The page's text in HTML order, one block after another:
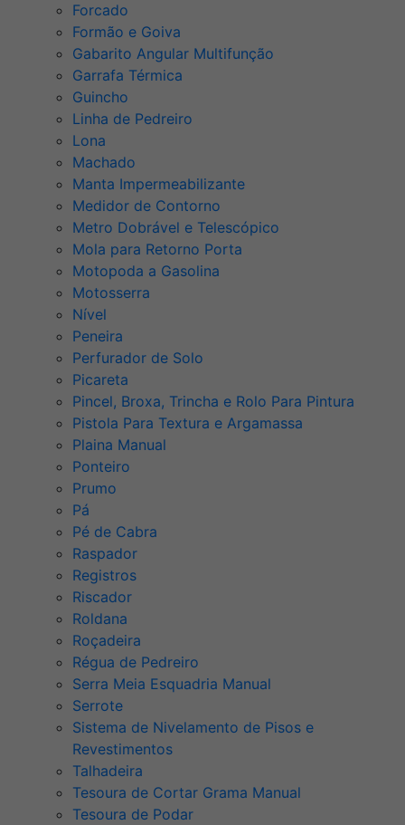
Forcado
Formão e Goiva
Gabarito Angular Multifunção
Garrafa Térmica
Guincho
Linha de Pedreiro
Lona
Machado
Manta Impermeabilizante
Medidor de Contorno
Metro Dobrável e Telescópico
Mola para Retorno Porta
Motopoda a Gasolina
Motosserra
Nível
Peneira
Perfurador de Solo
Picareta
Pincel, Broxa, Trincha e Rolo Para Pintura
Pistola Para Textura e Argamassa
Plaina Manual
Ponteiro
Prumo
Pá
Pé de Cabra
Raspador
Registros
Riscador
Roldana
Roçadeira
Régua de Pedreiro
Serra Meia Esquadria Manual
Serrote
Sistema de Nivelamento de Pisos e
Revestimentos
Talhadeira
Tesoura de Cortar Grama Manual
Tesoura de Podar